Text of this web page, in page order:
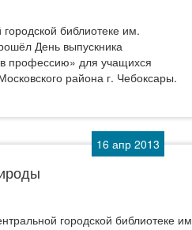
библиотеке им.
День выпускника
профессию» для учащихся
района г. Чебоксары.
16 апр 2013
городской библиотеке